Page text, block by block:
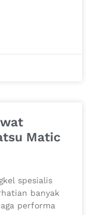
Matic
spesialis
banyak
performa